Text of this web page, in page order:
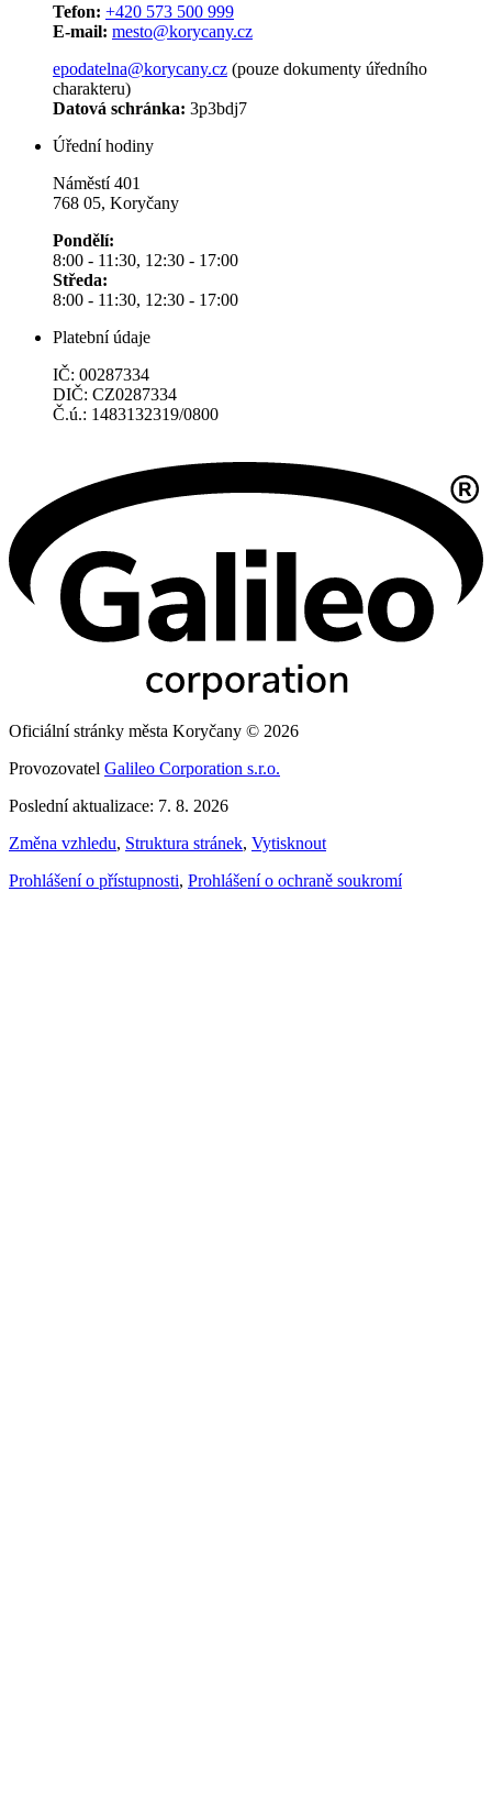
Tefon: +420 573 500 999
E-mail: mesto@korycany.cz
epodatelna@korycany.cz (pouze dokumenty úředního
charakteru)
Datová schránka: 3p3bdj7
Úřední hodiny
Náměstí 401
768 05, Koryčany
Pondělí:
8:00 - 11:30, 12:30 - 17:00
Středa:
8:00 - 11:30, 12:30 - 17:00
Platební údaje
IČ: 00287334
DIČ: CZ0287334
Č.ú.: 1483132319/0800
Oficiální stránky města Koryčany © 2026
Provozovatel Galileo Corporation s.r.o.
Poslední aktualizace: 7. 8. 2026
Změna vzhledu, Struktura stránek, Vytisknout
Prohlášení o přístupnosti, Prohlášení o ochraně soukromí